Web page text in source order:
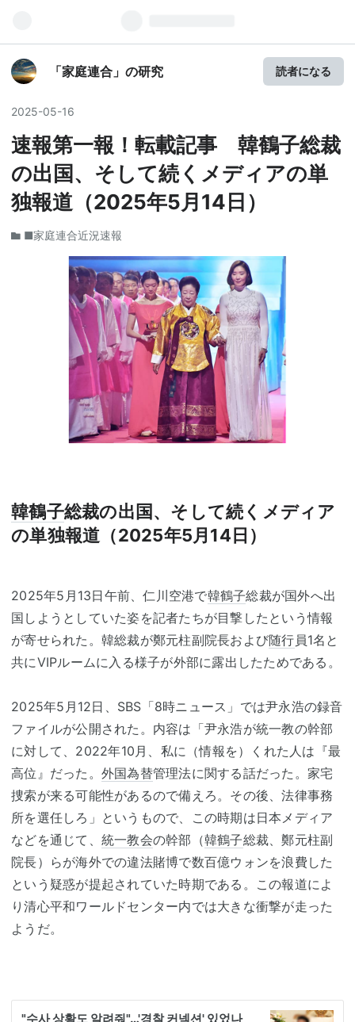
「家庭連合」の研究 読者になる
2025-05-16
速報第一報！転載記事 韓鶴子総裁
の出国、そして続くメディアの単
独報道（2025年5月14日）
■家庭連合近況速報
韓鶴子総裁の出国、そして続くメディア
の単独報道（2025年5月14日）
2025年5月13日午前、仁川空港で韓鶴子総裁が国外へ出
国しようとしていた姿を記者たちが目撃したという情報
が寄せられた。韓総裁が鄭元柱副院長および随行 員1名と
共にVIPルームに入る様子が外部に露出したためである。
2025年5月12日、SBS「8時ニュース」では尹永浩の録音
ファイルが公開された。内容は「尹永浩が統一教の幹部
に対して、2022年10月、私に（情報を）くれた人は『最
高位』だった。 外国為替管理法に関する話だった。家宅
捜索が来る可能性があるので備えろ。その後、法律事務
所を選任しろ」というもので、この時期は日本メディア
などを通じて、 統一教会の幹部（韓鶴子総裁、鄭元柱副
院長）らが海外での違法賭博で数百億ウォンを浪費した
という疑惑が提起されていた時期である。この報道によ
り清心平和ワールドセンター内では大きな衝撃が走った
ようだ。